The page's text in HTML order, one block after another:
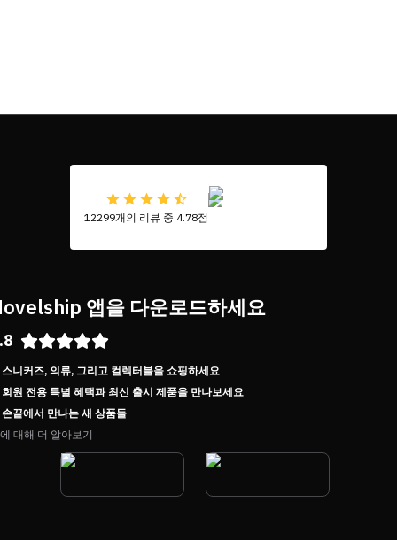
12299개의 리뷰 중 4.78점
앱을 다운로드하세요
스니커즈, 의류, 그리고 컬렉터블을 쇼핑하세요
회원 전용 특별 혜택과 최신 출시 제품을 만나보세요
손끝에서 만나는 새 상품들
대해 더 알아보기